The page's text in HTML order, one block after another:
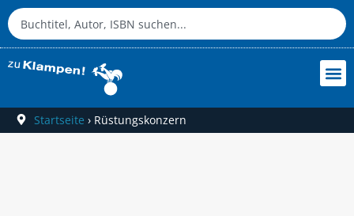
Startseite › Rüstungskonzern